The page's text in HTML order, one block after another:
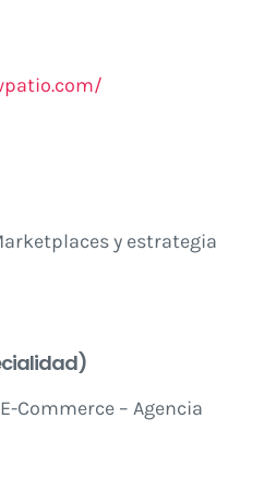
y estrategia
Commerce – Agencia